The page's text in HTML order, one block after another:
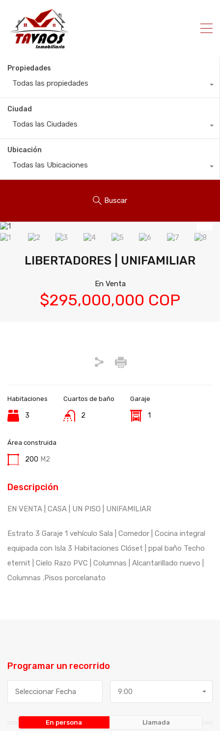
Propiedades
Todas las propiedades
Ciudad
Todas las Ciudades
Ubicación
Todas las Ubicaciones
Buscar
LIBERTADORES | UNIFAMILIAR
En Venta
$295,000,000 COP
Habitaciones
3
Cuartos de baño
2
Garaje
1
Área construida
200 M2
Descripción
EN VENTA | CASA | UN PISO | UNIFAMILIAR
Estrato 3 Garaje 1 vehículo Sala | Comedor | Cocina integral
equipada con Isla 3 Habitaciones Clóset | ppal baño Techo
eternit | Cielo Razo PVC | Columnas | Alcantarillado nuevo |
Columnas .Pisos porcelanato
Programar un recorrido
9:00
En persona Llamada